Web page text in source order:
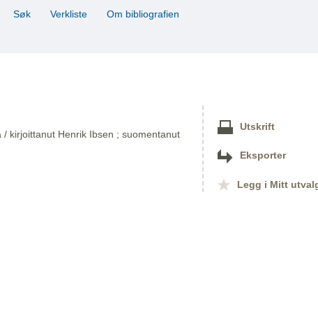
Søk Verkliste Om bibliografien
kirjoittanut Henrik Ibsen ; suomentanut
Utskrift
Eksporter
Legg i Mitt